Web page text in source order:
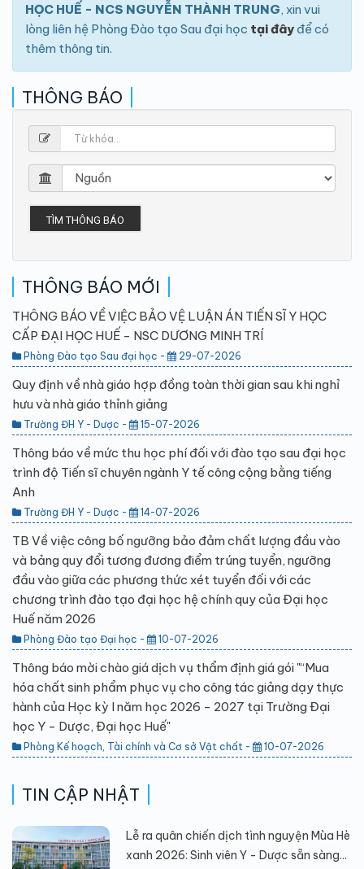
HỌC HUẾ - NCS NGUYỄN THÀNH TRUNG, xin vui
lòng liên hệ Phòng Đào tạo Sau đại học tại đây để có
thêm thông tin.
THÔNG BÁO
TÌM THÔNG BÁO
THÔNG BÁO MỚI
THÔNG BÁO VỀ VIỆC BẢO VỆ LUẬN ÁN TIẾN SĨ Y HỌC
CẤP ĐẠI HỌC HUẾ - NSC DƯƠNG MINH TRÍ
Phòng Đào tạo Sau đại học - 29-07-2026
Quy định về nhà giáo hợp đồng toàn thời gian sau khi nghỉ
hưu và nhà giáo thỉnh giảng
Trường ĐH Y - Dược - 15-07-2026
Thông báo về mức thu học phí đối với đào tạo sau đại học
trình độ Tiến sĩ chuyên ngành Y tế công cộng bằng tiếng
Anh
Trường ĐH Y - Dược - 14-07-2026
TB Về việc công bố ngưỡng bảo đảm chất lượng đầu vào
và bảng quy đổi tương đương điểm trúng tuyển, ngưỡng
đầu vào giữa các phương thức xét tuyển đối với các
chương trình đào tạo đại học hệ chính quy của Đại học
Huế năm 2026
Phòng Đào tạo Đại học - 10-07-2026
Thông báo mời chào giá dịch vụ thẩm định giá gói "“Mua
hóa chất sinh phẩm phục vụ cho công tác giảng dạy thực
hành của Học kỳ I năm học 2026 - 2027 tại Trường Đại
học Y - Dược, Đại học Huế"
Phòng Kế hoạch, Tài chính và Cơ sở Vật chất - 10-07-2026
TIN CẬP NHẬT
Lễ ra quân chiến dịch tình nguyện Mùa Hè
xanh 2026: Sinh viên Y - Dược sẵn sàng...